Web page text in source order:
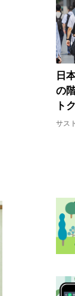
日
の
ト
サス